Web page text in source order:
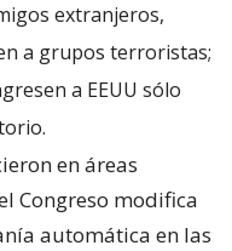
extranjeros,
a grupos terroristas;
a EEUU sólo
en áreas
Congreso modifica
automática en las